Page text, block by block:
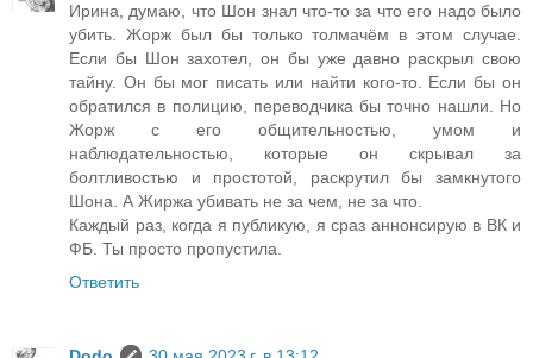
Ирина, думаю, что Шон знал что-то за что его надо было
убить. Жорж был бы только толмачём в этом случае.
Если бы Шон захотел, он бы уже давно раскрыл свою
тайну. Он бы мог писать или найти кого-то. Если бы он
обратился в полицию, переводчика бы точно нашли. Но
Жорж с его общительностью, умом и
наблюдательностью, которые он скрывал за
болтливостью и простотой, раскрутил бы замкнутого
Шона. А Жиржа убивать не за чем, не за что.
Каждый раз, когда я публикую, я сраз аннонсирую в ВК и
ФБ. Ты просто пропустила.
Ответить